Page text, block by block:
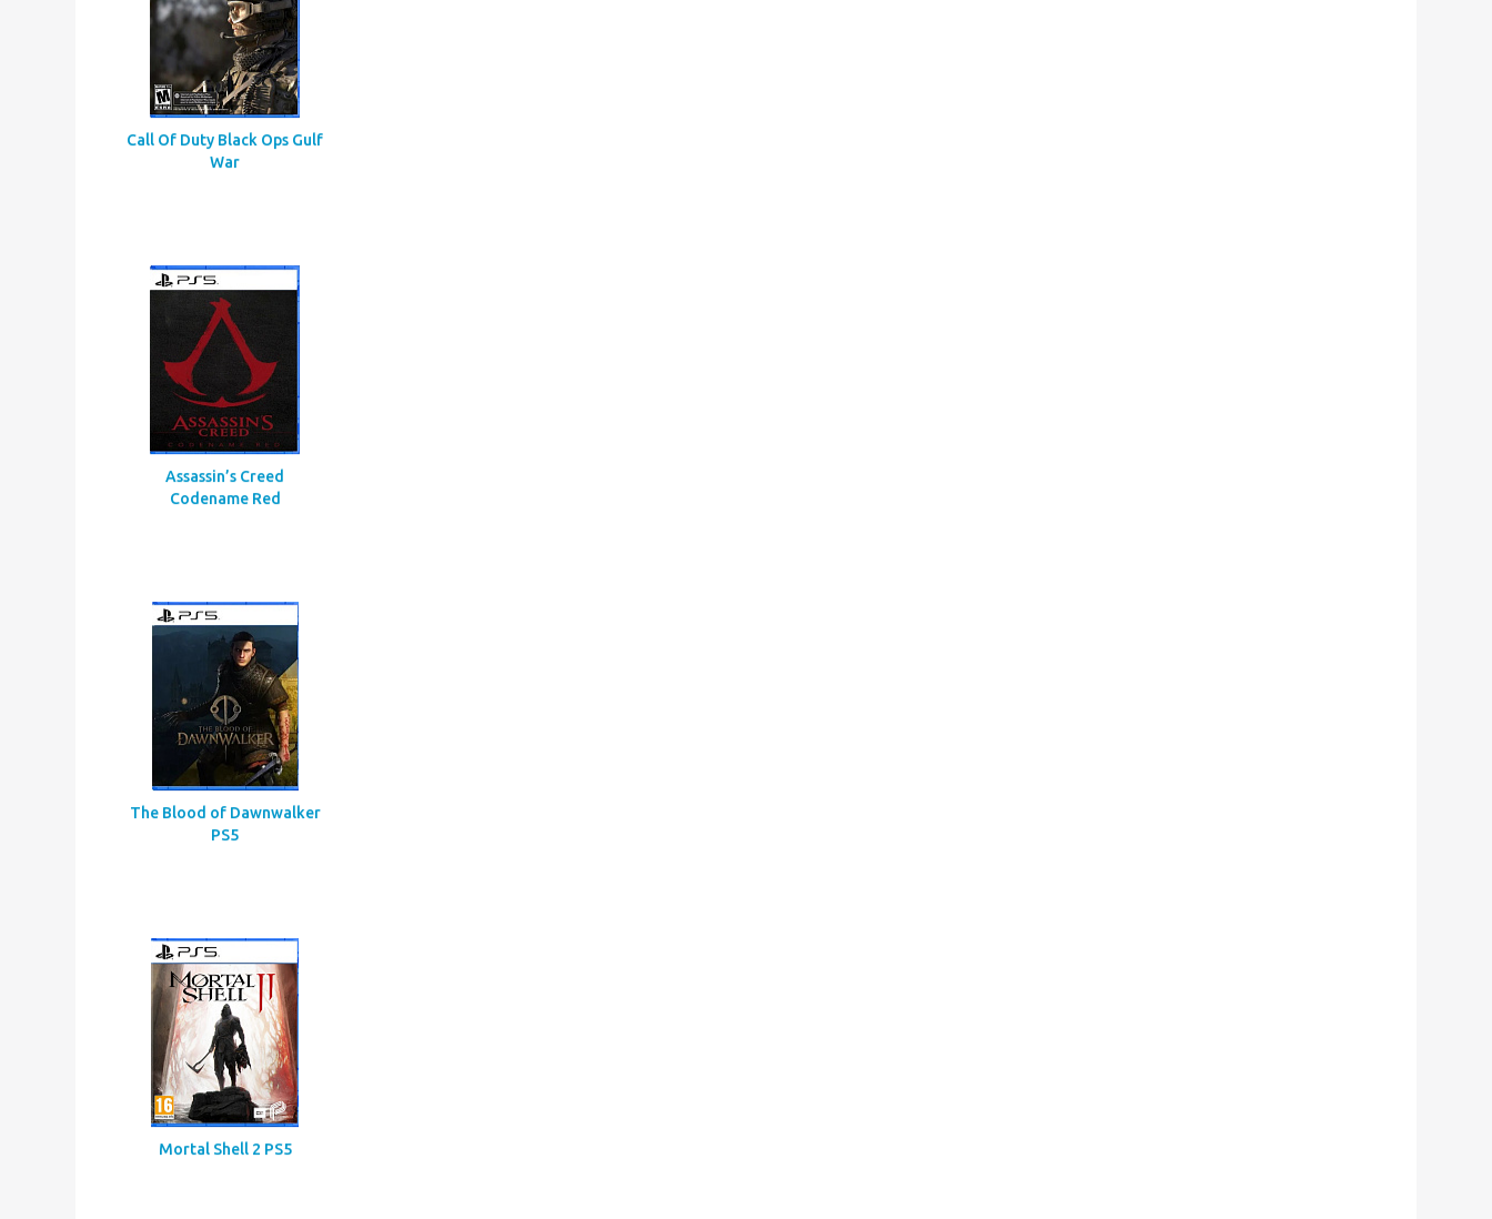
Call Of Duty Black Ops Gulf
Assassin’s Creed
The Blood of Dawnwalker